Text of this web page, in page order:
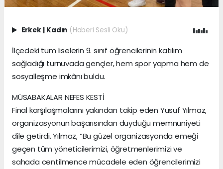
Erkek Kadın (Haberi Sesli Oku)
İlçedeki tüm liselerin 9. sınıf öğrencilerinin katılım
sağladığı turnuvada gençler, hem spor yapma hem de
sosyalleşme imkânı buldu.
MÜSABAKALAR NEFES KESTİ
Final karşılaşmalarını yakından takip eden Yusuf Yılmaz,
organizasyonun başarısından duyduğu memnuniyeti
dile getirdi. Yılmaz, “Bu güzel organizasyonda emeği
geçen tüm yöneticilerimizi, öğretmenlerimizi ve
sahada centilmence mücadele eden öğrencilerimizi